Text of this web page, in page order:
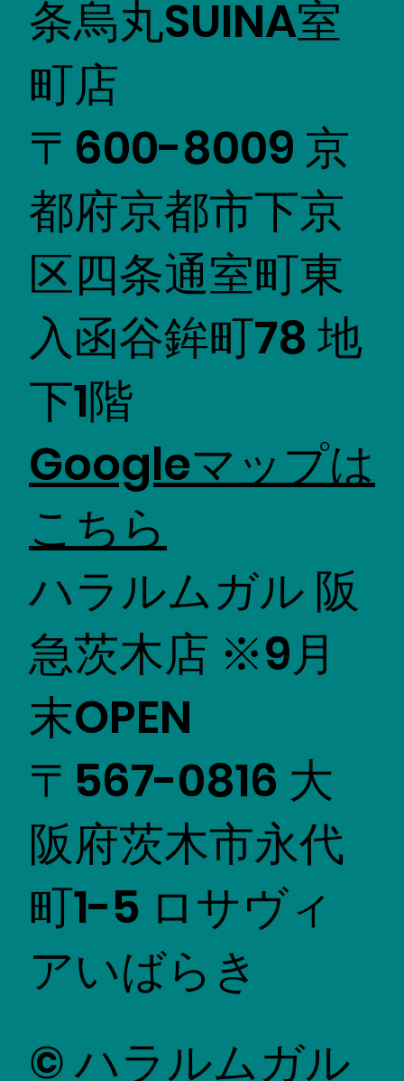
© ハラルムガル
条烏丸SUINA室
町店
〒600-8009 京
都府京都市下京
区四条通室町東
入函谷鉾町78 地
下1階
​Googleマップは
こちら
ハラルムガル 阪
急茨木店 ※9月
末OPEN
〒567-0816 大
阪府茨木市永代
町1-5 ロサヴィ
アいばらき